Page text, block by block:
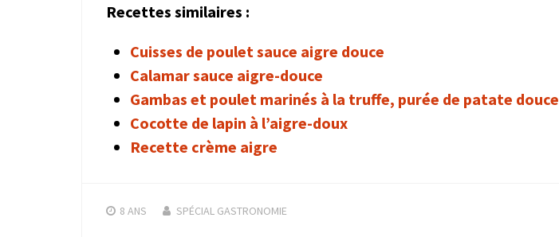
Recettes similaires :
Cuisses de poulet sauce aigre douce
Calamar sauce aigre-douce
Gambas et poulet marinés à la truffe, purée de patate douce
Cocotte de lapin à l’aigre-doux
Recette crème aigre
8 ANS SPÉCIAL GASTRONOMIE